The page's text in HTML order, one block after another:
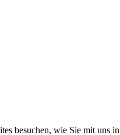
besuchen, wie Sie mit uns